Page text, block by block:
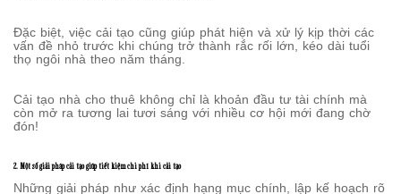
Đặc biệt, việc cải tạo cũng giúp phát hiện và xử lý kịp thời các
vấn đề nhỏ trước khi chúng trở thành rắc rối lớn, kéo dài tuổi
thọ ngôi nhà theo năm tháng.
Cải tạo nhà cho thuê không chỉ là khoản đầu tư tài chính mà
còn mở ra tương lai tươi sáng với nhiều cơ hội mới đang chờ
đón!
2. Một số giải pháp cải tạo giúp tiết kiệm chi phí khi cải tạo
Những giải pháp như xác định hạng mục chính, lập kế hoạch rõ